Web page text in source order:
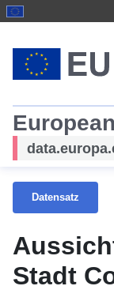
Datensatz
Stadt